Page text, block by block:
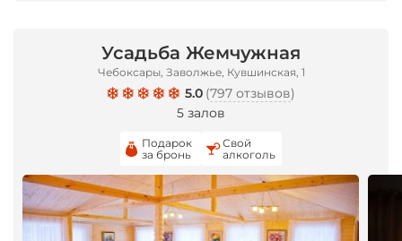
Усадьба Жемчужная
Чебоксары, Заволжье, Кувшинская, 1
5.0 (797 отзывов)
5 залов
Подарок
за бронь
Свой
алкоголь